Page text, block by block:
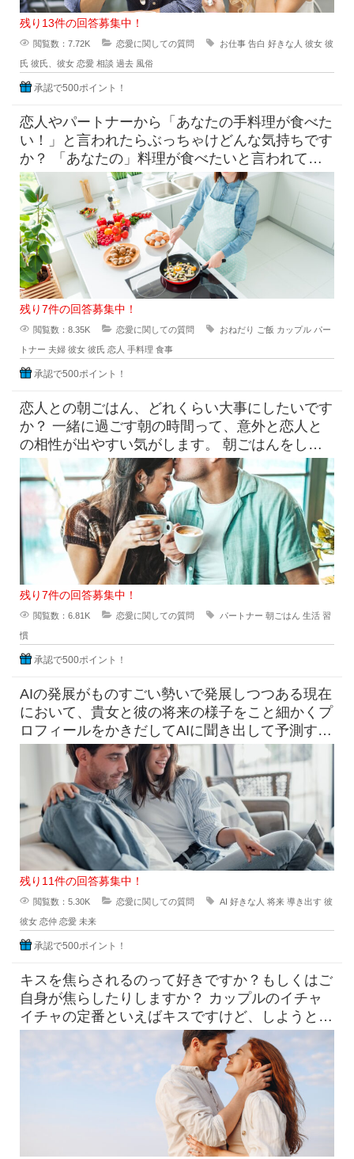
残り13件の回答募集中！
閲覧数：7.72K 恋愛に関しての質問 お仕事 告白 好きな人 彼女 彼
氏 彼氏、彼女 恋愛 相談 過去 風俗
承認で500ポイント！
恋人やパートナーから「あなたの手料理が食べた
い！」と言われたらぶっちゃけどんな気持ちです
か？ 「あなたの」料理が食べたいと言われて素
直に嬉しいという気持ち
残り7件の回答募集中！
閲覧数：8.35K 恋愛に関しての質問 おねだり ご飯 カップル パー
トナー 夫婦 彼女 彼氏 恋人 手料理 食事
承認で500ポイント！
恋人との朝ごはん、どれくらい大事にしたいです
か？ 一緒に過ごす朝の時間って、意外と恋人と
の相性が出やすい気がします。 朝ごはんをしっ
かり食べたい派と、ギリギ
残り7件の回答募集中！
閲覧数：6.81K 恋愛に関しての質問 パートナー 朝ごはん 生活 習
慣
承認で500ポイント！
AIの発展がものすごい勢いで発展しつつある現在
において、貴女と彼の将来の様子をこと細かくプ
ロフィールをかきだしてAIに聞き出して予測すら
できる時代になっています
残り11件の回答募集中！
閲覧数：5.30K 恋愛に関しての質問 AI 好きな人 将来 導き出す 彼
彼女 恋仲 恋愛 未来
承認で500ポイント！
キスを焦らされるのって好きですか？もしくはご
自身が焦らしたりしますか？ カップルのイチャ
イチャの定番といえばキスですけど、しようとし
てるのにだめって言われ